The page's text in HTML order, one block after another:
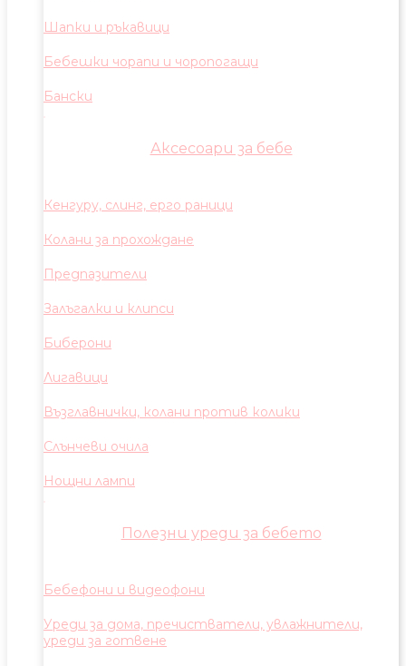
Шапки и ръкавици
Бебешки чорапи и чоропогащи
Бански
Аксесоари за бебе
Кенгуру, слинг, ерго раници
Колани за прохождане
Предпазители
Залъгалки и клипси
Биберони
Лигавици
Възглавнички, колани против колики
Слънчеви очила
Нощни лампи
Полезни уреди за бебето
Бебефони и видеофони
Уреди за дома, пречистватели, увлажнители,
уреди за готвене